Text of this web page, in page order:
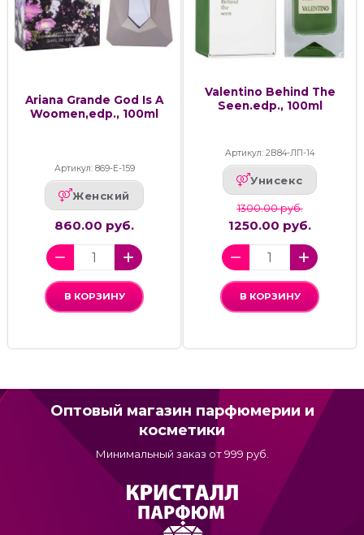
Ariana Grande God Is A
Woomen,edp., 100ml
Артикул: 869-Е-159
Женский
860.00 руб.
В КОРЗИНУ
Valentino Behind The
Seen.edp., 100ml
Артикул: 2В84-ЛП-14
Унисекс
1300.00 руб.
1250.00 руб.
В КОРЗИНУ
Оптовый магазин парфюмерии и
косметики
Минимальный заказ от 999 руб.